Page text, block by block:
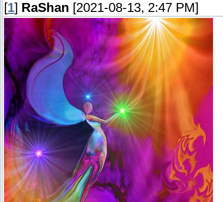
[1] RaShan [2021-08-13, 2:47 PM]